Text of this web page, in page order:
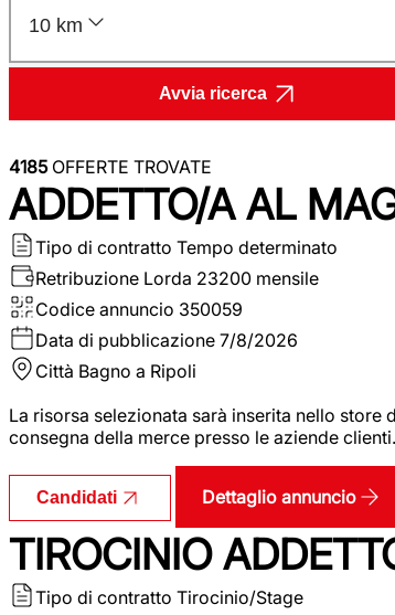
10 km
Avvia ricerca
4185OFFERTE TROVATE
ADDETTO/A AL
Tipo di contratto Tempo determinato
Retribuzione Lorda 23200 mensile
Codice annuncio 350059
Data di pubblicazione 7/8/2026
Città Bagno a Ripoli
La risorsa selezionata sarà inserita nello
consegna della merce presso le aziende clienti.
Candidati Dettaglio annuncio
TIROCINIO
Tipo di contratto Tirocinio/Stage